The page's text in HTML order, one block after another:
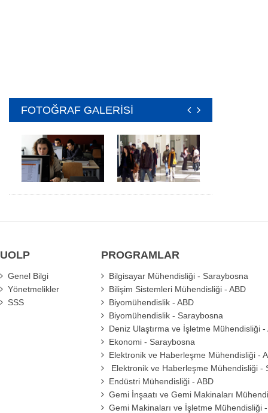
FOTOĞRAF GALERİSİ
UOLP
Genel Bilgi
Yönetmelikler
SSS
PROGRAMLAR
Bilgisayar Mühendisliği - Saraybosna
Bilişim Sistemleri Mühendisliği - ABD
Biyomühendislik - ABD
Biyomühendislik - Saraybosna
Deniz Ulaştırma ve İşletme Mühendisliği -
Ekonomi - Saraybosna
Elektronik ve Haberleşme Mühendisliği -
Elektronik ve Haberleşme Mühendisliği -
Endüstri Mühendisliği - ABD
Gemi İnşaatı ve Gemi Makinaları
Gemi Makinaları ve İşletme Mühendisliği